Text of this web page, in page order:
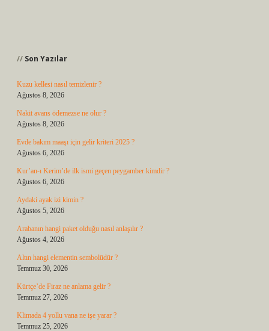
Son Yazılar
Kuzu kellesi nasıl temizlenir ?
Ağustos 8, 2026
Nakit avans ödemezse ne olur ?
Ağustos 8, 2026
Evde bakım maaşı için gelir kriteri 2025 ?
Ağustos 6, 2026
Kur’an-ı Kerim’de ilk ismi geçen peygamber kimdir ?
Ağustos 6, 2026
Aydaki ayak izi kimin ?
Ağustos 5, 2026
Arabanın hangi paket olduğu nasıl anlaşılır ?
Ağustos 4, 2026
Altın hangi elementin sembolüdür ?
Temmuz 30, 2026
Kürtçe’de Firaz ne anlama gelir ?
Temmuz 27, 2026
Klimada 4 yollu vana ne işe yarar ?
Temmuz 25, 2026